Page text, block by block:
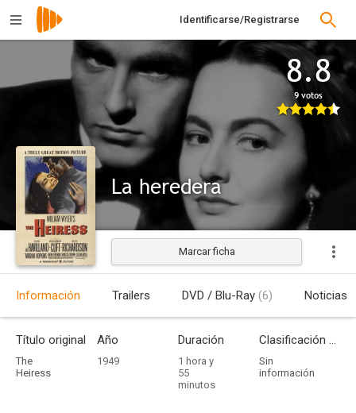
Identificarse/Registrarse
8.8
9 votos
La heredera
Estrenada
Marcar ficha
Información Trailers DVD / Blu-Ray (6) Noticias
Título original
The
Heiress
Año
1949
Duración
1 hora y
55
minutos
Clasificación por edades
Sin
información